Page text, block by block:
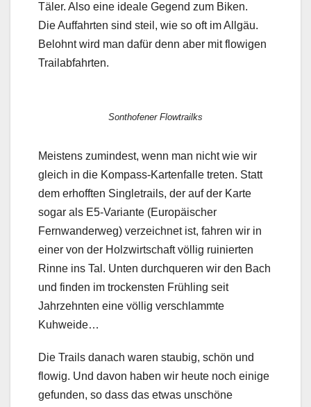
Täler. Also eine ideale Gegend zum Biken.
Die Auffahrten sind steil, wie so oft im Allgäu.
Belohnt wird man dafür denn aber mit flowigen
Trailabfahrten.
Sonthofener Flowtrailks
Meistens zumindest, wenn man nicht wie wir
gleich in die Kompass-Kartenfalle treten. Statt
dem erhofften Singletrails, der auf der Karte
sogar als E5-Variante (Europäischer
Fernwanderweg) verzeichnet ist, fahren wir in
einer von der Holzwirtschaft völlig ruinierten
Rinne ins Tal. Unten durchqueren wir den Bach
und finden im trockensten Frühling seit
Jahrzehnten eine völlig verschlammte
Kuhweide…
Die Trails danach waren staubig, schön und
flowig. Und davon haben wir heute noch einige
gefunden, so dass das etwas unschöne